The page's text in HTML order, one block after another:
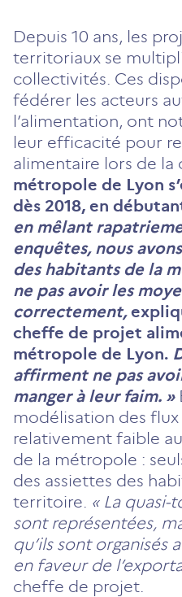
Depuis 10 ans, les
territoriaux se
collectivités. Ces
fédérer les acteurs
l’alimentation, ont
leur efficacité pour
alimentaire lors de la
métropole de Lyon
dès 2018, en
en mêlant
enquêtes, nous
des habitants de la
ne pas avoir les
correctement,
cheffe de projet
métropole de Lyon.
affirment ne pas
manger à leur faim. »
modélisation des
relativement faible
de la métropole :
des assiettes des
territoire. « La
sont représentées,
qu’ils sont organisés
en faveur de
cheffe de projet.